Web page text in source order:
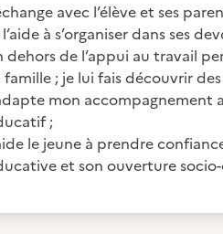
avec l’élève et ses
l’aide à s’organiser dans ses
dehors de l’appui au travail
famille ; je lui fais découvrir
mon accompagnement
;
le jeune à prendre
et son ouverture